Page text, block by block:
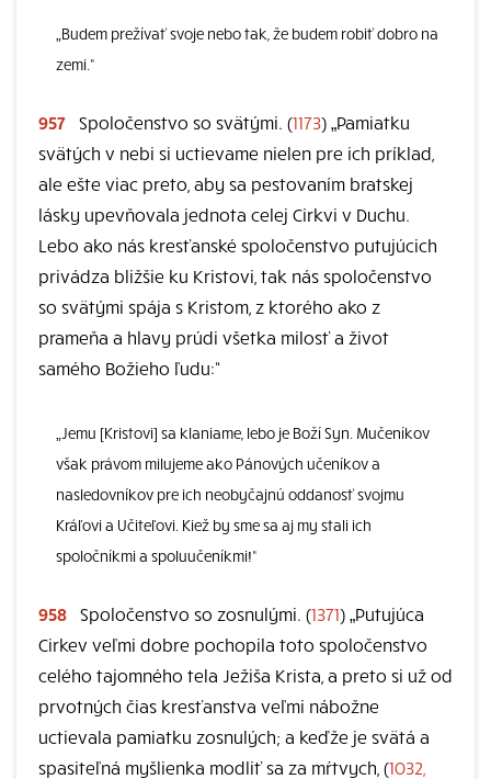
„Budem prežívať svoje nebo tak, že budem robiť dobro na
zemi.“
957 Spoločenstvo so svätými. (1173) „Pamiatku
svätých v nebi si uctievame nielen pre ich príklad,
ale ešte viac preto, aby sa pestovaním bratskej
lásky upevňovala jednota celej Cirkvi v Duchu.
Lebo ako nás kresťanské spoločenstvo putujúcich
privádza bližšie ku Kristovi, tak nás spoločenstvo
so svätými spája s Kristom, z ktorého ako z
prameňa a hlavy prúdi všetka milosť a život
samého Božieho ľudu:“
„Jemu [Kristovi] sa klaniame, lebo je Boží Syn. Mučeníkov
však právom milujeme ako Pánových učeníkov a
nasledovníkov pre ich neobyčajnú oddanosť svojmu
Kráľovi a Učiteľovi. Kiež by sme sa aj my stali ich
spoločníkmi a spoluučeníkmi!“
958 Spoločenstvo so zosnulými. (1371) „Putujúca
Cirkev veľmi dobre pochopila toto spoločenstvo
celého tajomného tela Ježiša Krista, a preto si už od
prvotných čias kresťanstva veľmi nábožne
uctievala pamiatku zosnulých; a keďže je svätá a
spasiteľná myšlienka modliť sa za mŕtvych, (1032,